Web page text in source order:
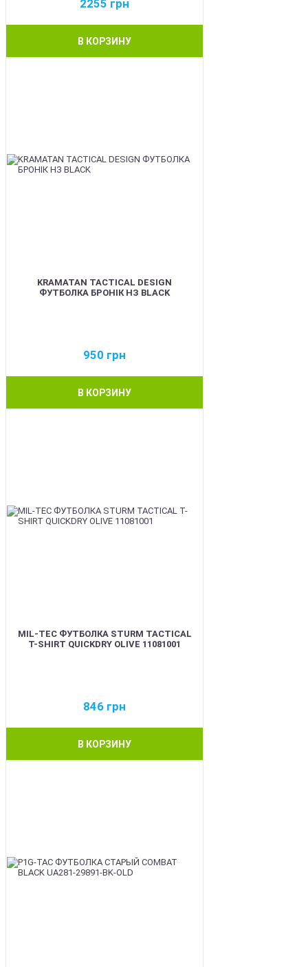
2255 грн
В КОРЗИНУ
KRAMATAN TACTICAL DESIGN
ФУТБОЛКА БРОНІК НЗ BLACK
950 грн
В КОРЗИНУ
MIL-TEC ФУТБОЛКА STURM TACTICAL
T-SHIRT QUICKDRY OLIVE 11081001
846 грн
В КОРЗИНУ